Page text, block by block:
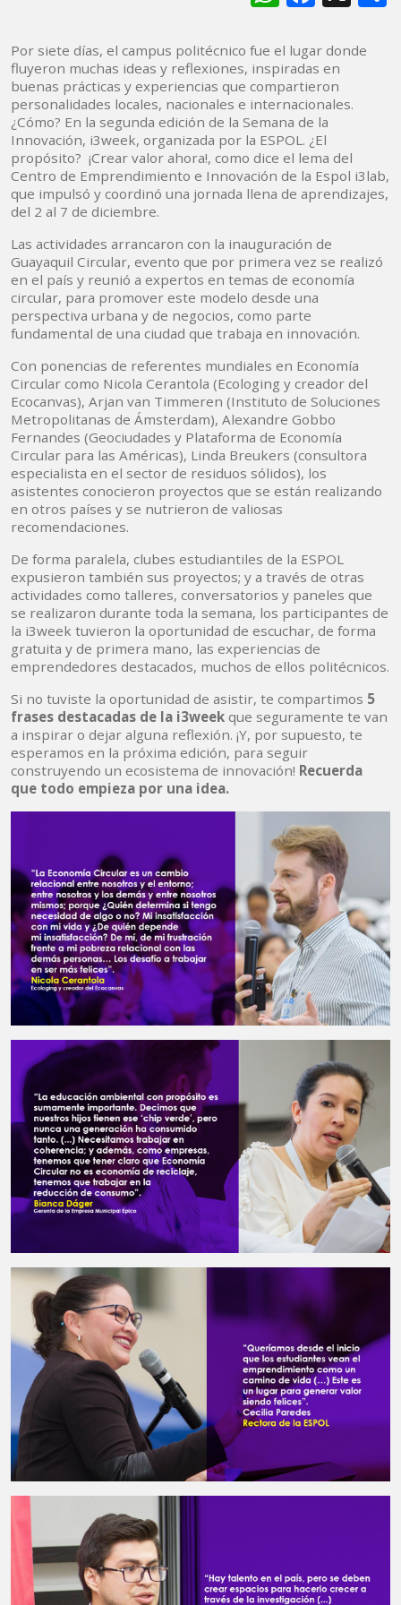
Por siete días, el campus politécnico fue el lugar donde
fluyeron muchas ideas y reflexiones, inspiradas en
buenas prácticas y experiencias que compartieron
personalidades locales, nacionales e internacionales.
¿Cómo? En la segunda edición de la Semana de la
Innovación, i3week, organizada por la ESPOL. ¿El
propósito? ¡Crear valor ahora!, como dice el lema del
Centro de Emprendimiento e Innovación de la Espol i3lab,
que impulsó y coordinó una jornada llena de aprendizajes,
del 2 al 7 de diciembre.
Las actividades arrancaron con la inauguración de
Guayaquil Circular, evento que por primera vez se realizó
en el país y reunió a expertos en temas de economía
circular, para promover este modelo desde una
perspectiva urbana y de negocios, como parte
fundamental de una ciudad que trabaja en innovación.
Con ponencias de referentes mundiales en Economía
Circular como Nicola Cerantola (Ecologing y creador del
Ecocanvas), Arjan van Timmeren (Instituto de Soluciones
Metropolitanas de Ámsterdam), Alexandre Gobbo
Fernandes (Geociudades y Plataforma de Economía
Circular para las Américas), Linda Breukers (consultora
especialista en el sector de residuos sólidos), los
asistentes conocieron proyectos que se están realizando
en otros países y se nutrieron de valiosas
recomendaciones.
De forma paralela, clubes estudiantiles de la ESPOL
expusieron también sus proyectos; y a través de otras
actividades como talleres, conversatorios y paneles que
se realizaron durante toda la semana, los participantes de
la i3week tuvieron la oportunidad de escuchar, de forma
gratuita y de primera mano, las experiencias de
emprendedores destacados, muchos de ellos politécnicos.
Si no tuviste la oportunidad de asistir, te compartimos 5
frases destacadas de la i3week que seguramente te van
a inspirar o dejar alguna reflexión. ¡Y, por supuesto, te
esperamos en la próxima edición, para seguir
construyendo un ecosistema de innovación! Recuerda
que todo empieza por una idea.